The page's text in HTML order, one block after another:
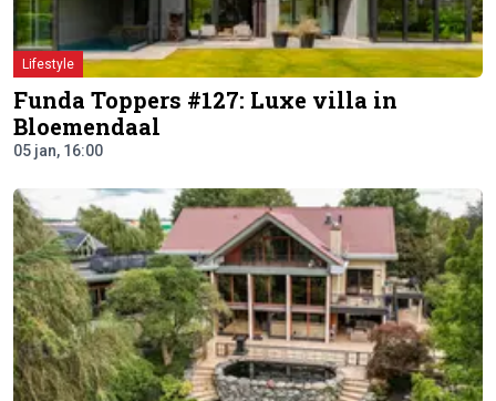
Lifestyle
Funda Toppers #127: Luxe villa in
Bloemendaal
05 jan, 16:00